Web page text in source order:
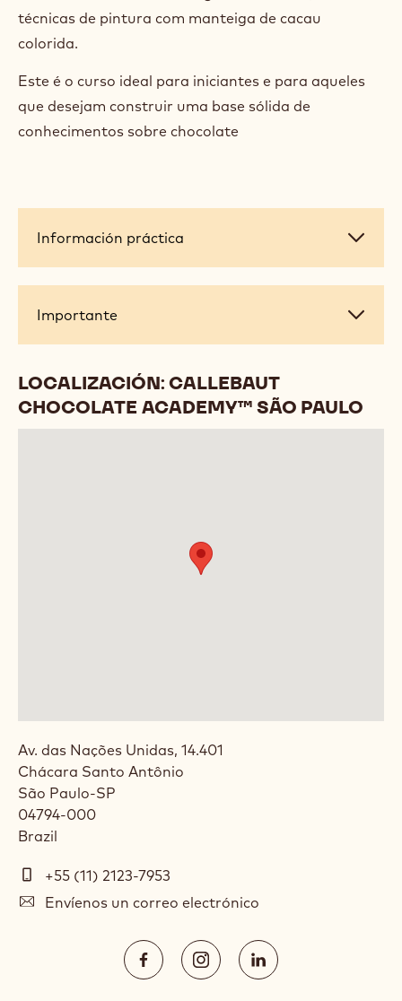
técnicas de pintura com manteiga de cacau
colorida.
Este é o curso ideal para iniciantes e para aqueles
que desejam construir uma base sólida de
conhecimentos sobre chocolate
Información
Información práctica
Importante
Importante
LOCALIZACIÓN: CALLEBAUT
CHOCOLATE ACADEMY™ SÃO PAULO
Av. das Nações Unidas, 14.401
Chácara Santo Antônio
São Paulo-SP
04794-000
Brazil
Teléfono
+55 (11) 2123-7953
E-
Envíenos un correo electrónico
https://facebook.com/Callebaut.br.
https:// https://